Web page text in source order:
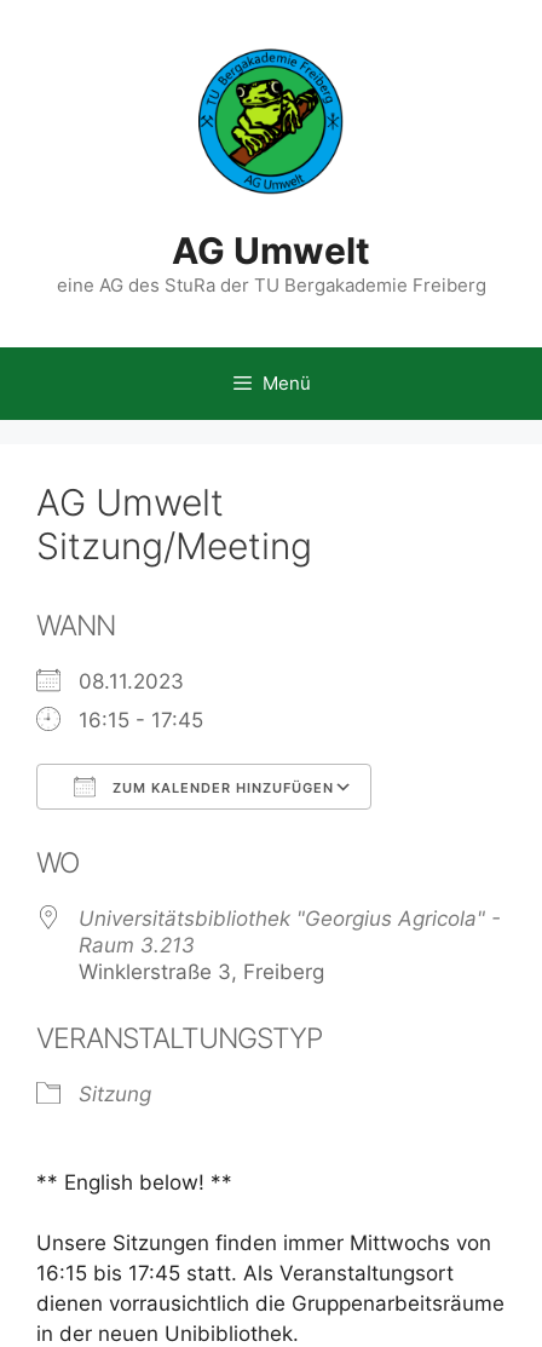
AG Umwelt
eine AG des StuRa der TU Bergakademie Freiberg
Menü
AG Umwelt
Sitzung/Meeting
WANN
08.11.2023
16:15 - 17:45
ZUM KALENDER HINZUFÜGEN
WO
Universitätsbibliothek "Georgius Agricola" -
Raum 3.213
Winklerstraße 3, Freiberg
VERANSTALTUNGSTYP
Sitzung
** English below! **
Unsere Sitzungen finden immer Mittwochs von
16:15 bis 17:45 statt. Als Veranstaltungsort
dienen vorrausichtlich die Gruppenarbeitsräume
in der neuen Unibibliothek.